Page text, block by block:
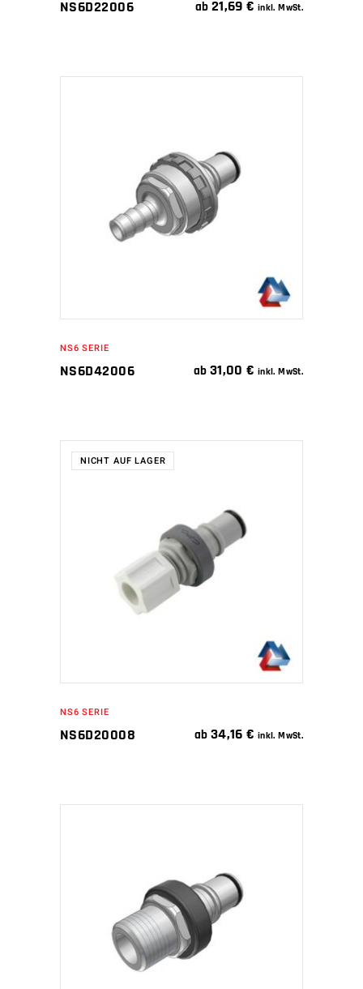
NS6D22006 ab 21,69€ inkl. MwSt.
IN DEN WARENKORB
NS6 SERIE
NS6D42006 ab 31,00€ inkl. MwSt.
NICHT AUF LAGER
WEITERLESEN
NS6 SERIE
NS6D20008 ab 34,16€ inkl. MwSt.
IN DEN WARENKORB